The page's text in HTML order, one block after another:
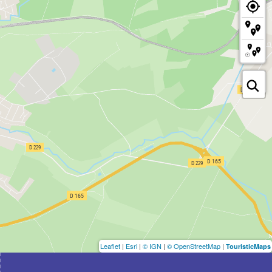
Leaflet | Esri | © IGN | © OpenStreetMap | TouristicMaps